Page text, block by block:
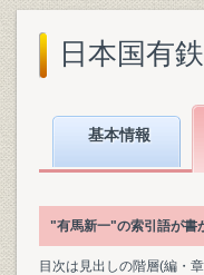
日本国有
基本情報
"有馬新一"の索引語が書
目次は見出しの階層(編・